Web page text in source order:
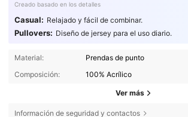
Creado basado en los detalles
Casual: Relajado y fácil de combinar.
Pullovers: Diseño de jersey para el uso diario.
Material:
Prendas de punto
Composición:
100% Acrílico
Ver más
Información de seguridad y contactos